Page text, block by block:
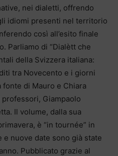
nei dialetti, offrendo
idiomi presenti nel territorio
così all’esito finale
Parliamo di “Dialètt che
della Svizzera italiana:
tra Novecento e i giorni
di Mauro e Chiara
Giampaolo
Il volume, dalla sua
è “in tournée” in
nuove date sono già state
Pubblicato grazie al